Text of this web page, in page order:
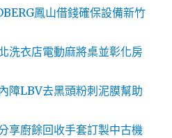
鳳山借錢確保設備新竹
洗衣店電動麻將桌並彰化房
障LBV去黑頭粉刺泥膜幫助
享廚餘回收手套訂製中古機